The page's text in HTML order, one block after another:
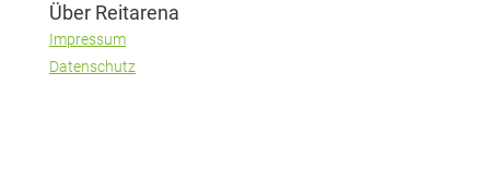
Über Reitarena
Impressum
Datenschutz